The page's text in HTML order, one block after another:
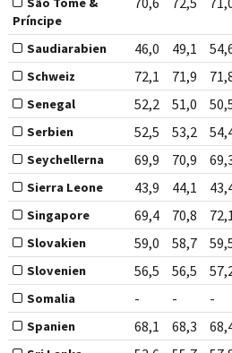
Príncipe
Saudiarabien 46,0 49,1
Schweiz 72,1 71,9
Senegal 52,2 51,0
Serbien 52,5 53,2
Seychellerna 69,9 70,9
Sierra Leone 43,9 44,1
Singapore 69,4 70,8
Slovakien 59,0 58,7
Slovenien 56,5 56,5
Somalia - - -
Spanien 68,1 68,3